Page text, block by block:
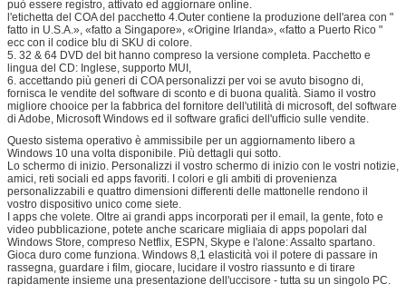
può essere registro, attivato ed aggiornare online.
l'etichetta del COA del pacchetto 4.Outer contiene la produzione dell'area con "
fatto in U.S.A.», «fatto a Singapore», «Origine Irlanda», «fatto a Puerto Rico "
ecc con il codice blu di SKU di colore.
5. 32 & 64 DVD del bit hanno compreso la versione completa. Pacchetto e
lingua del CD: Inglese, supporto MUI,
6. accettando più generi di COA personalizzi per voi se avuto bisogno di,
fornisca le vendite del software di sconto e di buona qualità. Siamo il vostro
migliore chooice per la fabbrica del fornitore dell'utilità di microsoft, del software
di Adobe, Microsoft Windows ed il software grafici dell'ufficio sulle vendite.
Questo sistema operativo è ammissibile per un aggiornamento libero a
Windows 10 una volta disponibile. Più dettagli qui sotto.
Lo schermo di inizio. Personalizzi il vostro schermo di inizio con le vostri notizie,
amici, reti sociali ed apps favoriti. I colori e gli ambiti di provenienza
personalizzabili e quattro dimensioni differenti delle mattonelle rendono il
vostro dispositivo unico come siete.
I apps che volete. Oltre ai grandi apps incorporati per il email, la gente, foto e
video pubblicazione, potete anche scaricare migliaia di apps popolari dal
Windows Store, compreso Netflix, ESPN, Skype e l'alone: Assalto spartano.
Gioca duro come funziona. Windows 8,1 elasticità voi il potere di passare in
rassegna, guardare i film, giocare, lucidare il vostro riassunto e di tirare
rapidamente insieme una presentazione dell'uccisore - tutta su un singolo PC.